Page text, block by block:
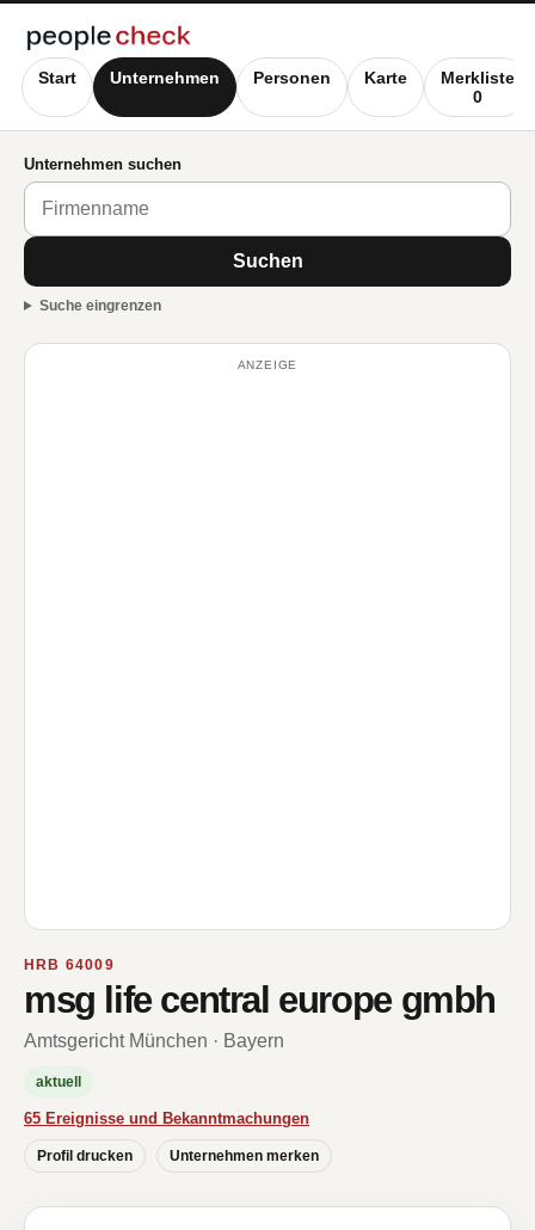
Start Unternehmen Personen Karte
Merkliste
0
Unternehmen suchen
Suchen
Suche eingrenzen
ANZEIGE
HRB 64009
msg life central europe gmbh
Amtsgericht München · Bayern
aktuell
65 Ereignisse und Bekanntmachungen
Profil drucken Unternehmen merken